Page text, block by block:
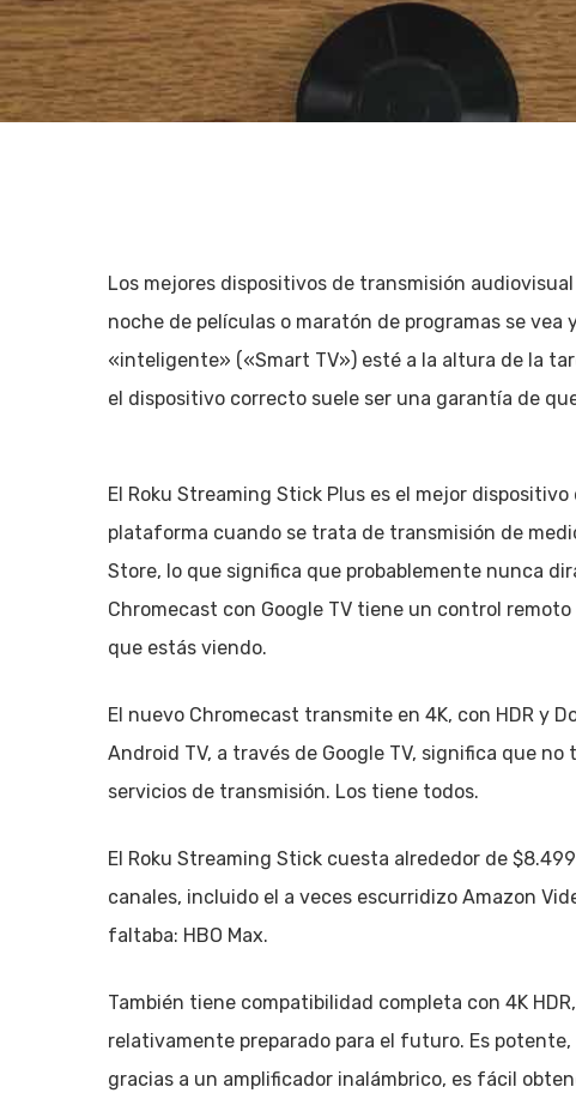
Los mejores dispositivos de transmisión
noche de películas o maratón de programas se
«inteligente» («Smart TV») esté a la altura de la
el dispositivo correcto suele ser una garantía de
El Roku Streaming Stick Plus es el mejor
plataforma cuando se trata de transmisión de
Store, lo que significa que probablemente nunca
Chromecast con Google TV tiene un control
que estás viendo.
El nuevo Chromecast transmite en 4K, con HDR y
Android TV, a través de Google TV, significa que
servicios de transmisión. Los tiene todos.
El Roku Streaming Stick cuesta alrededor de
canales, incluido el a veces escurridizo Amazon
faltaba: HBO Max.
También tiene compatibilidad completa con 4K
relativamente preparado para el futuro. Es
gracias a un amplificador inalámbrico, es fácil